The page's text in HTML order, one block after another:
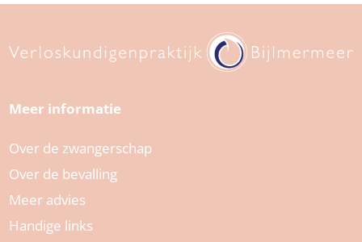
Meer informatie
Over de zwangerschap
Over de bevalling
Meer advies
Handige links